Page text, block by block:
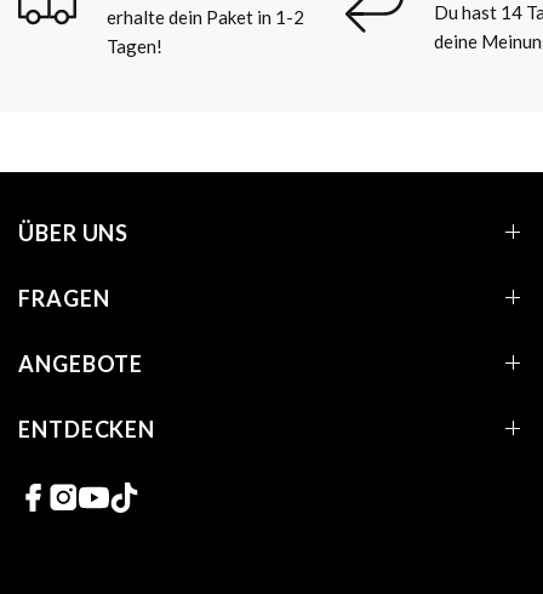
erhalte dein Paket in 1-2
Tagen!
Du hast 14
deine
ÜBER UNS
FRAGEN
ANGEBOTE
ENTDECKEN
Links zu sozialen Netzwerken